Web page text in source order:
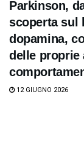
Parkinson,
scoperta sul
dopamina,
delle proprie
12 GIUGNO 2026